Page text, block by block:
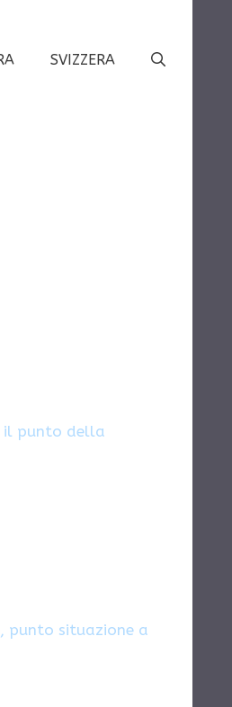
SVIZZERA
il punto della
punto situazione a